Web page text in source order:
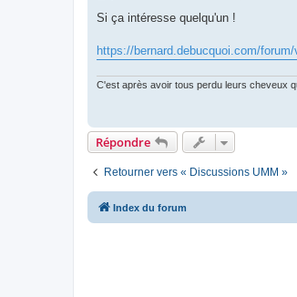
g
e
Si ça intéresse quelqu'un !
https://bernard.debucquoi.com/
C'est après avoir tous perdu leurs cheveux
Répondre
Retourner vers « Discussions UMM »
Index du forum